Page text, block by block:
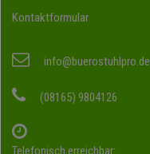
Kontaktformular
info@buerostuhlpro.de
(08165) 9804126
Telefonisch erreichbar: